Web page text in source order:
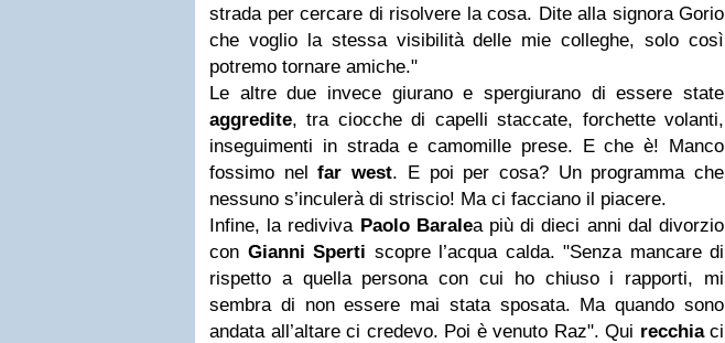
strada per cercare di risolvere la cosa. Dite alla signora Gorio
che voglio la stessa visibilità delle mie colleghe, solo così
potremo tornare amiche."
Le altre due invece giurano e spergiurano di essere state
aggredite, tra ciocche di capelli staccate, forchette volanti,
inseguimenti in strada e camomille prese. E che è! Manco
fossimo nelfar west. E poi per cosa? Un programma che
nessuno s’inculerà di striscio! Ma ci facciano il piacere.
Infine, la rediviva Paolo Baralea più di dieci anni dal divorzio
con Gianni Sperti scopre l’acqua calda. "Senza mancare di
rispetto a quella persona con cui ho chiuso i rapporti, mi
sembra di non essere mai stata sposata. Ma quando sono
andata all’altare ci credevo. Poi è venuto Raz". Qui recchiaci